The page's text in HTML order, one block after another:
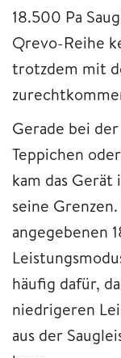
18.500 Pa
Qrevo-Reihe
trotzdem mit
Gerade bei
Teppichen
kam das Gerät
seine
angegebenen
häufig dafür,
niedrigeren
aus der